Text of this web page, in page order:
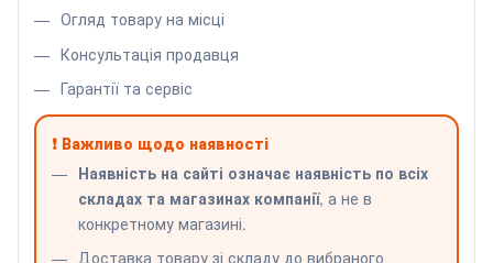
Огляд товару на місці
Консультація продавця
Гарантії та сервіс
❗ Важливо щодо наявності
Наявність на сайті означає наявність по всіх
складах та магазинах компанії, а не в
конкретному магазині.
Доставка товару зі складу до вибраного